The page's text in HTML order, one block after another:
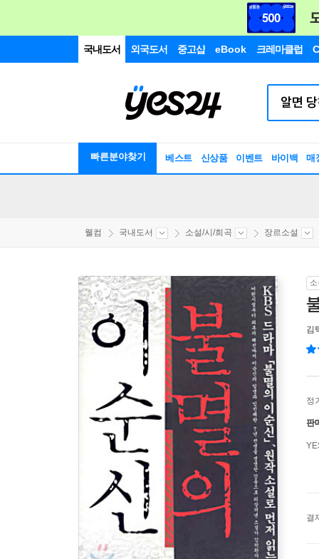
국내도서 외국도서 중고샵 eBook 크레마클럽
빠른분야찾기 베스트 신상품 이벤트 바이백 매
웰컴 국내도서 소설/시/희곡 장르소설
김
정
판
결